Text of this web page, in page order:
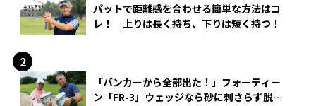
パットで距離感を合わせる簡単な方法はコ
レ！ 上りは長く持ち、下りは短く持つ！
「バンカーから全部出た！」フォーティー
ン「FR-3」ウェッジなら砂に刺さらず脱出